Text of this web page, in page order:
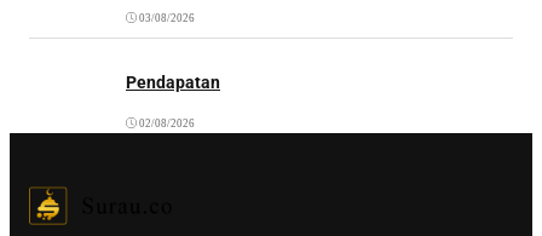
03/08/2026
Pendapatan
02/08/2026